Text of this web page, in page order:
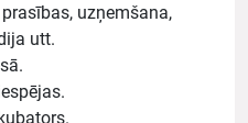
uzņemšana,
utt.